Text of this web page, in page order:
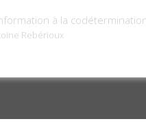
à la
Rebérioux